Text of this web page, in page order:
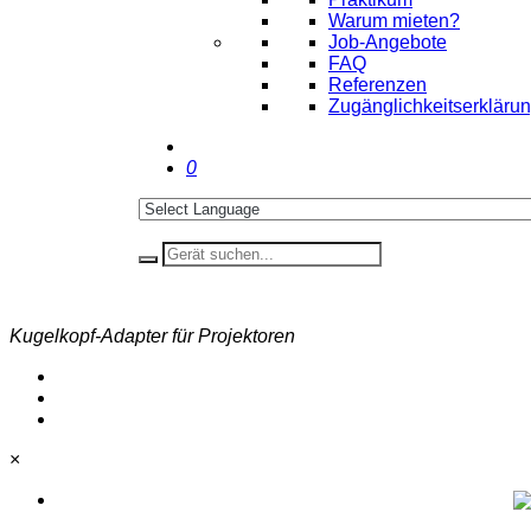
Warum mieten?
Job-Angebote
FAQ
Referenzen
0
Kugelkopf-Adapter für Projektoren
×